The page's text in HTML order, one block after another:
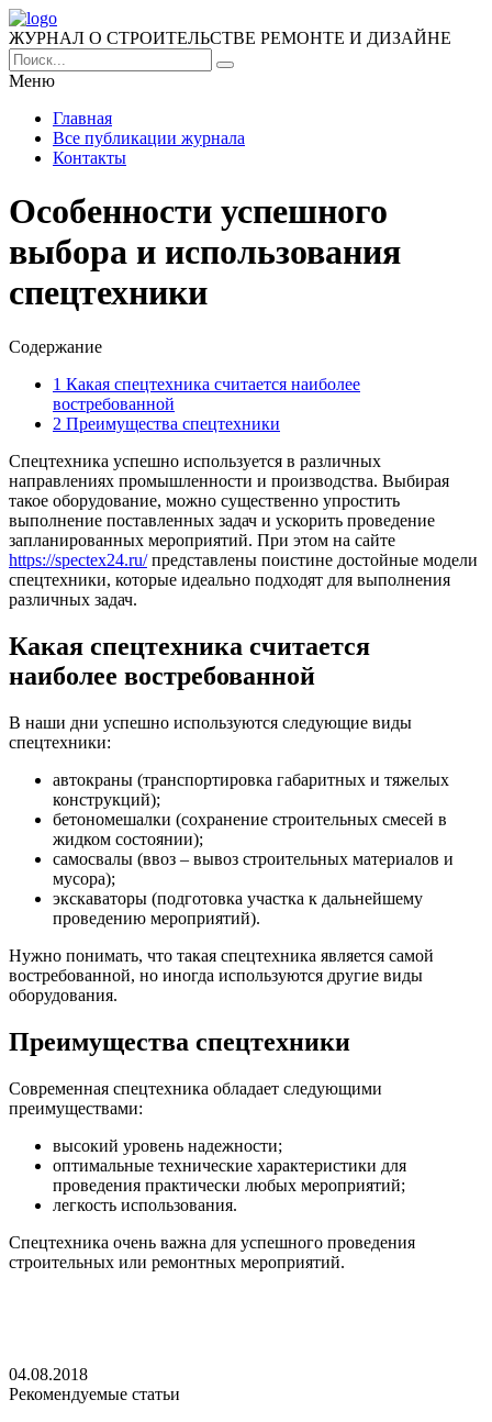
ЖУРНАЛ О СТРОИТЕЛЬСТВЕ РЕМОНТЕ И ДИЗАЙНЕ
Меню
Главная
Все публикации журнала
Контакты
Особенности успешного
выбора и использования
спецтехники
Содержание
1 Какая спецтехника считается наиболее
востребованной
2 Преимущества спецтехники
Спецтехника успешно используется в различных
направлениях промышленности и производства. Выбирая
такое оборудование, можно существенно упростить
выполнение поставленных задач и ускорить проведение
запланированных мероприятий. При этом на сайте
https://spectex24.ru/представлены поистине достойные модели
спецтехники, которые идеально подходят для выполнения
различных задач.
Какая спецтехника считается
наиболее востребованной
В наши дни успешно используются следующие виды
спецтехники:
автокраны (транспортировка габаритных и тяжелых
конструкций);
бетономешалки (сохранение строительных смесей в
жидком состоянии);
самосвалы (ввоз – вывоз строительных материалов и
мусора);
экскаваторы (подготовка участка к дальнейшему
проведению мероприятий).
Нужно понимать, что такая спецтехника является самой
востребованной, но иногда используются другие виды
оборудования.
Преимущества спецтехники
Современная спецтехника обладает следующими
преимуществами:
высокий уровень надежности;
оптимальные технические характеристики для
проведения практически любых мероприятий;
легкость использования.
Спецтехника очень важна для успешного проведения
строительных или ремонтных мероприятий.
04.08.2018
Рекомендуемые статьи